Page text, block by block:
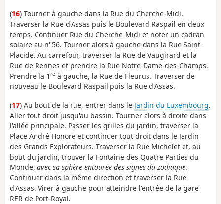
(16) Tourner à gauche dans la Rue du Cherche-Midi.
Traverser la Rue d'Assas puis le Boulevard Raspail en deux
temps. Continuer Rue du Cherche-Midi et noter un cadran
solaire au n°56. Tourner alors à gauche dans la Rue Saint-
Placide. Au carrefour, traverser la Rue de Vaugirard et la
Rue de Rennes et prendre la Rue Notre-Dame-des-Champs.
Prendre la 1 re à gauche, la Rue de Fleurus. Traverser de
nouveau le Boulevard Raspail puis la Rue d'Assas.
(17) Au bout de la rue, entrer dans le Jardin du Luxembourg.
Aller tout droit jusqu'au bassin. Tourner alors à droite dans
l'allée principale. Passer les grilles du jardin, traverser la
Place André Honoré et continuer tout droit dans le Jardin
des Grands Explorateurs. Traverser la Rue Michelet et, au
bout du jardin, trouver la Fontaine des Quatre Parties du
Monde, avec sa sphère entourée des signes du zodiaque.
Continuer dans la même direction et traverser la Rue
d'Assas. Virer à gauche pour atteindre l'entrée de la gare
RER de Port-Royal.